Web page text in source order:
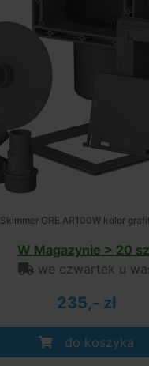
Skimmer GRE AR100W kolor
W Magazynie > 20
we czwartek u
235,- zł
do koszyka